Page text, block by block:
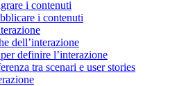
i contenuti
i contenuti
dell’interazione
definire l’interazione
tra scenari e user stories